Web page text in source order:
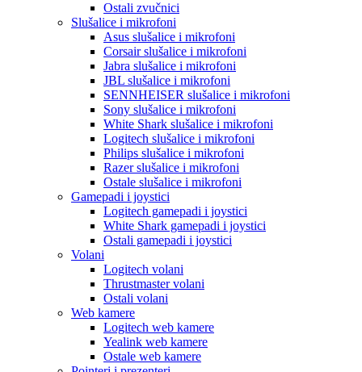
Ostali zvučnici
Slušalice i mikrofoni
Asus slušalice i mikrofoni
Corsair slušalice i mikrofoni
Jabra slušalice i mikrofoni
JBL slušalice i mikrofoni
SENNHEISER slušalice i mikrofoni
Sony slušalice i mikrofoni
White Shark slušalice i mikrofoni
Logitech slušalice i mikrofoni
Philips slušalice i mikrofoni
Razer slušalice i mikrofoni
Ostale slušalice i mikrofoni
Gamepadi i joystici
Logitech gamepadi i joystici
White Shark gamepadi i joystici
Ostali gamepadi i joystici
Volani
Logitech volani
Thrustmaster volani
Ostali volani
Web kamere
Logitech web kamere
Yealink web kamere
Ostale web kamere